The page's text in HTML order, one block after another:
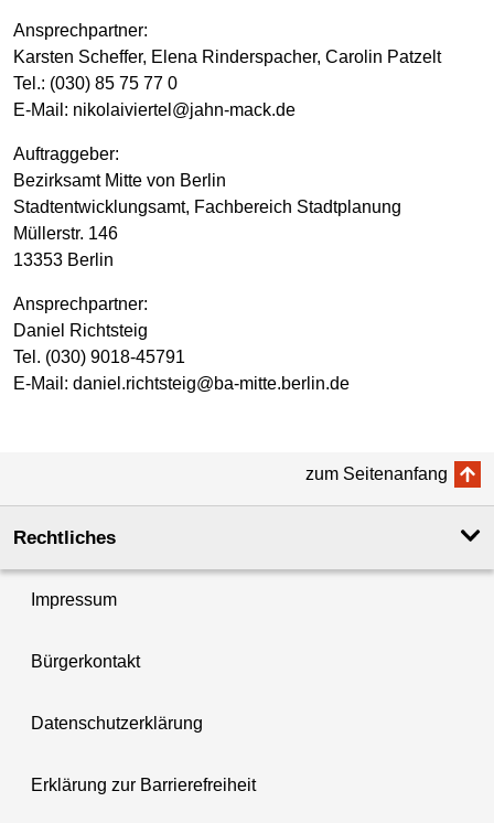
Ansprechpartner:
Karsten Scheffer, Elena Rinderspacher, Carolin Patzelt
Tel.: (030) 85 75 77 0
E-Mail: nikolaiviertel@jahn-mack.de
Auftraggeber:
Bezirksamt Mitte von Berlin
Stadtentwicklungsamt, Fachbereich Stadtplanung
Müllerstr. 146
13353 Berlin
Ansprechpartner:
Daniel Richtsteig
Tel. (030) 9018-45791
E-Mail: daniel.richtsteig@ba-mitte.berlin.de
zum Seitenanfang
Rechtliches
Impressum
Bürgerkontakt
Datenschutzerklärung
Erklärung zur Barrierefreiheit